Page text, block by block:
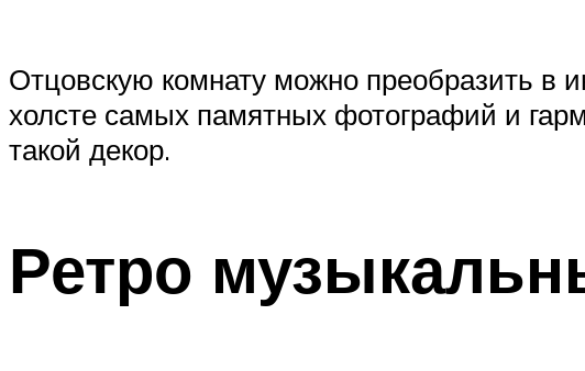
Отцовскую комнату можно преобразить в
холсте самых памятных фотографий и
такой декор.
Ретро